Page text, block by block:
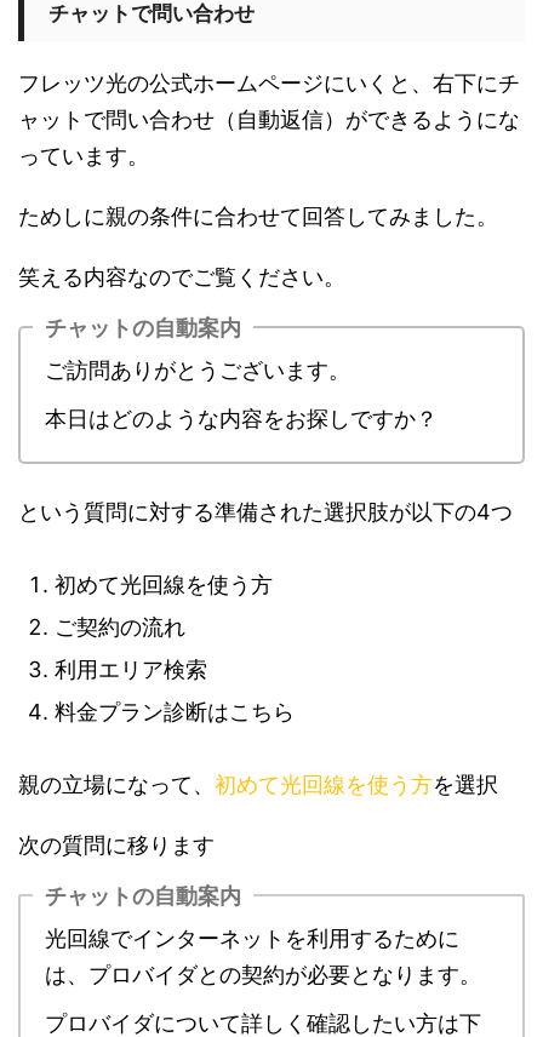
チャットで問い合わせ
フレッツ光の公式ホームページにいくと、右下にチ
ャットで問い合わせ（自動返信）ができるようにな
っています。
ためしに親の条件に合わせて回答してみました。
笑える内容なのでご覧ください。
チャットの自動案内
ご訪問ありがとうございます。
本日はどのような内容をお探しですか？
という質問に対する準備された選択肢が以下の4つ
初めて光回線を使う方
ご契約の流れ
利用エリア検索
料金プラン診断はこちら
親の立場になって、 初めて光回線を使う方を選択
次の質問に移ります
チャットの自動案内
光回線でインターネットを利用するために
は、プロバイダとの契約が必要となります。
プロバイダについて詳しく確認したい方は下